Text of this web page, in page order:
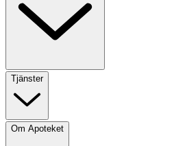
Tjänster
Om Apoteket